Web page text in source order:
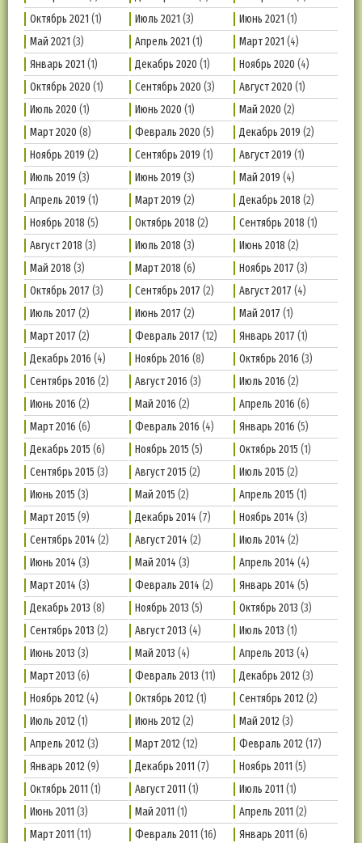
Октябрь 2021 (1) Июль 2021 (3) Июнь 2021 (1)
Май 2021 (3) Апрель 2021 (1) Март 2021 (4)
Январь 2021 (1) Декабрь 2020 (1) Ноябрь 2020 (4)
Октябрь 2020 (1) Сентябрь 2020 (3) Август 2020 (1)
Июль 2020 (1) Июнь 2020 (1) Май 2020 (2)
Март 2020 (8) Февраль 2020 (5) Декабрь 2019 (2)
Ноябрь 2019 (2) Сентябрь 2019 (1) Август 2019 (1)
Июль 2019 (3) Июнь 2019 (3) Май 2019 (4)
Апрель 2019 (1) Март 2019 (2) Декабрь 2018 (2)
Ноябрь 2018 (5) Октябрь 2018 (2) Сентябрь 2018 (1)
Август 2018 (3) Июль 2018 (3) Июнь 2018 (2)
Май 2018 (3) Март 2018 (6) Ноябрь 2017 (3)
Октябрь 2017 (3) Сентябрь 2017 (2) Август 2017 (4)
Июль 2017 (2) Июнь 2017 (2) Май 2017 (1)
Март 2017 (2) Февраль 2017 (12) Январь 2017 (1)
Декабрь 2016 (4) Ноябрь 2016 (8) Октябрь 2016 (3)
Сентябрь 2016 (2) Август 2016 (3) Июль 2016 (2)
Июнь 2016 (2) Май 2016 (2) Апрель 2016 (6)
Март 2016 (6) Февраль 2016 (4) Январь 2016 (5)
Декабрь 2015 (6) Ноябрь 2015 (5) Октябрь 2015 (1)
Сентябрь 2015 (3) Август 2015 (2) Июль 2015 (2)
Июнь 2015 (3) Май 2015 (2) Апрель 2015 (1)
Март 2015 (9) Декабрь 2014 (7) Ноябрь 2014 (3)
Сентябрь 2014 (2) Август 2014 (2) Июль 2014 (2)
Июнь 2014 (3) Май 2014 (3) Апрель 2014 (4)
Март 2014 (3) Февраль 2014 (2) Январь 2014 (5)
Декабрь 2013 (8) Ноябрь 2013 (5) Октябрь 2013 (3)
Сентябрь 2013 (2) Август 2013 (4) Июль 2013 (1)
Июнь 2013 (3) Май 2013 (4) Апрель 2013 (4)
Март 2013 (6) Февраль 2013 (11) Декабрь 2012(3)
Ноябрь 2012(4) Октябрь 2012(1) Сентябрь 2012(2)
Июль 2012(1) Июнь 2012(2) Май 2012(3)
Апрель 2012(3) Март 2012(12) Февраль 2012(17)
Январь 2012(9) Декабрь 2011 (7) Ноябрь 2011 (5)
Октябрь 2011 (1) Август 2011 (1) Июль 2011 (1)
Июнь 2011 (3) Май 2011 (1) Апрель 2011 (2)
Март 2011 (11) Февраль 2011 (16) Январь 2011 (6)